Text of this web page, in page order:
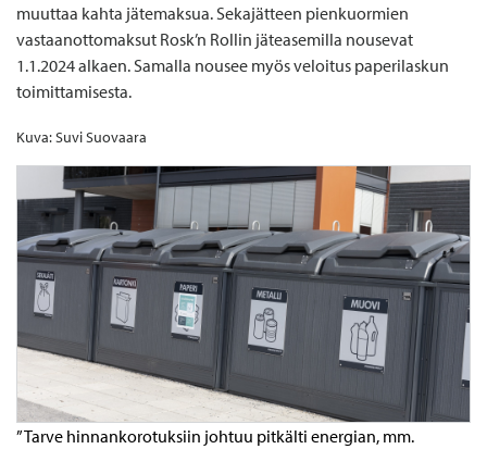
muuttaa kahta jätemaksua. Sekajätteen pienkuormien
vastaanottomaksut Rosk’n Rollin jäteasemilla nousevat
1.1.2024 alkaen. Samalla nousee myös veloitus paperilaskun
toimittamisesta.
Kuva: Suvi Suovaara
” Tarve hinnankorotuksiin johtuu pitkälti energian, mm.